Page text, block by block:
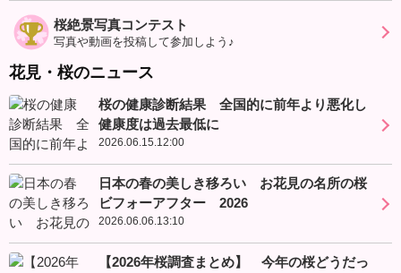
桜絶景写真コンテスト
写真や動画を投稿して参加しよう♪
花見・桜のニュース
桜の健康診断結果 全国的に前年より悪化し
健康度は過去最低に
2026.06.15.12:00
日本の春の美しき移ろい お花見の名所の桜
ビフォーアフター 2026
2026.06.06.13:10
【2026年桜調査まとめ】 今年の桜どうだっ